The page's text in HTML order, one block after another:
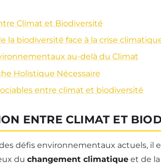
Climat et Biodiversité
la biodiversité face à la crise
au-delà du Climat
Holistique Nécessaire
entre climat et biodiversité
ENTRE CLIMAT ET
défis environnementaux actuels, il
du changement climatique et de la